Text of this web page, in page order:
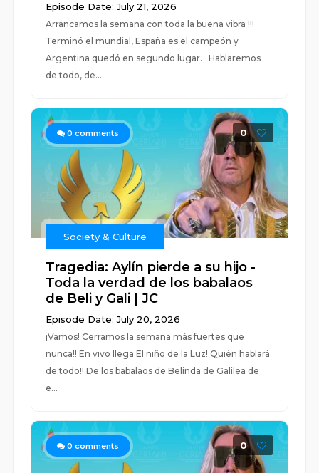
Episode Date: July 21, 2026
Arrancamos la semana con toda la buena vibra !!!
Terminó el mundial, España es el campeón y
Argentina quedó en segundo lugar. Hablaremos
de todo, de...
0 comments 0
Society & Culture
Tragedia: Aylín pierde a su hijo -
Toda la verdad de los babalaos
de Beli y Gali | JC
Episode Date: July 20, 2026
¡Vamos! Cerramos la semana más fuertes que
nunca!! En vivo llega El niño de la Luz! Quién hablará
de todo!! De los babalaos de Belinda de Galilea de
e...
0 comments 0